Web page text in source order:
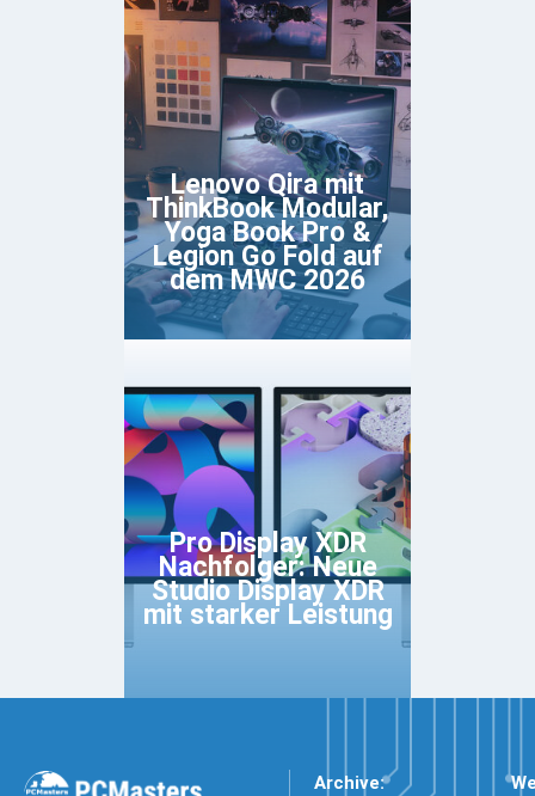
Lenovo Qira mit
ThinkBook Modular,
Yoga Book Pro &
Legion Go Fold auf
dem MWC 2026
Pro Display XDR
Nachfolger: Neue
Studio Display XDR
mit starker Leistung
Archive: